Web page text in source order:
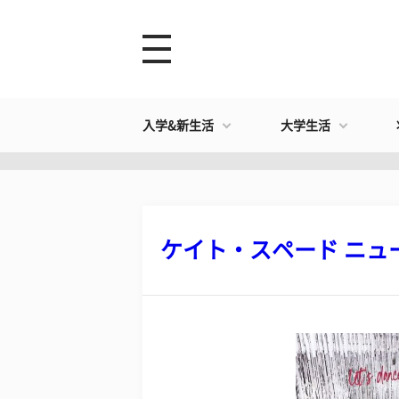
入学&新生活 大学生活
ケイト・スペード ニュ